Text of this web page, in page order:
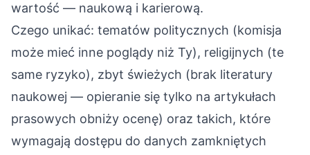
wartość — naukową i karierową.
Czego unikać: tematów politycznych (komisja
może mieć inne poglądy niż Ty), religijnych (te
same ryzyko), zbyt świeżych (brak literatury
naukowej — opieranie się tylko na artykułach
prasowych obniży ocenę) oraz takich, które
wymagają dostępu do danych zamkniętych